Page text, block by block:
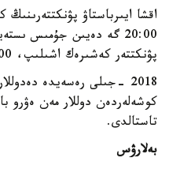
20:00 گە دەيىن جۇمىس
پۋنكتتەر كەشىرەك اشىلىپ، 18:00 دە جابىلادى.
2018 -جىلى رەسەيدە
كوشەلەردەن دوللار مەن ەۋرو
تاستالدى.
بەلارۋس